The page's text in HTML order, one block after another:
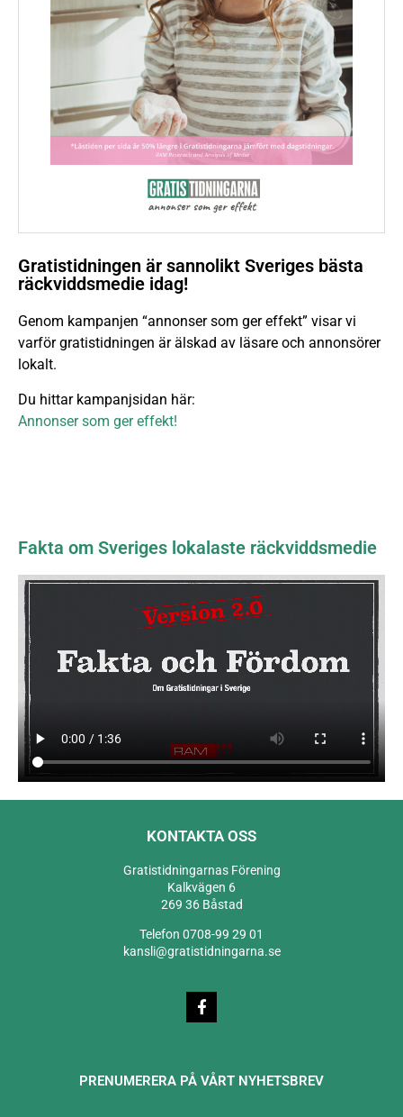
Gratistidningen är sannolikt Sveriges bästa
räckviddsmedie idag!
Genom kampanjen “annonser som ger effekt” visar vi
varför gratistidningen är älskad av läsare och annonsörer
lokalt.
Du hittar kampanjsidan här:
Annonser som ger effekt!
Fakta om Sveriges lokalaste räckviddsmedie
KONTAKTA OSS
Gratistidningarnas Förening
Kalkvägen 6
269 36 Båstad
Telefon 0708-99 29 01
kansli@gratistidningarna.se
PRENUMERERA PÅ VÅRT NYHETSBREV